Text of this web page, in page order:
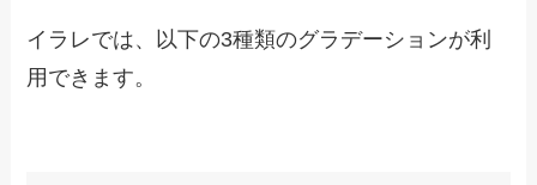
イラレでは、以下の3種類のグラデーションが利
用できます。